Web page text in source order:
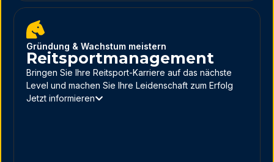
Gründung & Wachstum meistern
Reitsportmanagement
Bringen Sie Ihre Reitsport-Karriere auf das nächste
Level und machen Sie Ihre Leidenschaft zum Erfolg
Jetzt informieren